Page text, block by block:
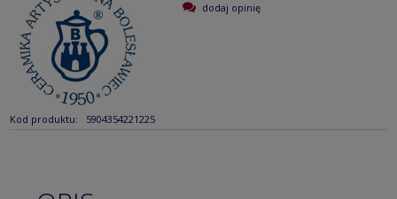
Kod produktu: 5904354221225
dodaj opinię